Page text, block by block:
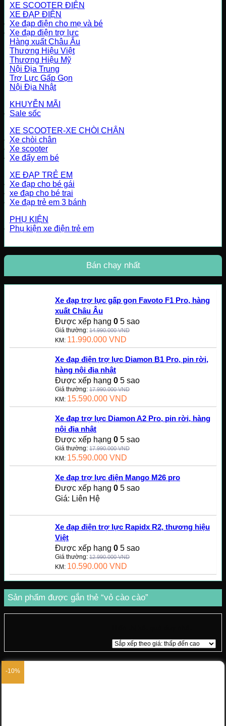
XE SCOOTER ĐIỆN
XE ĐẠP ĐIỆN
Xe đạp điện cho mẹ và bé
Xe đạp điện trợ lực
Hàng xuất Châu Âu
Thương Hiệu Việt
Thương Hiệu Mỹ
Nội Địa Trung
Trợ Lực Gấp Gọn
Nội Địa Nhật
KHUYỄN MÃI
Sale sốc
XE SCOOTER-XE CHÒI CHÂN
Xe chòi chân
Xe scooter
Xe đẩy em bé
XE ĐẠP TRẺ EM
Xe đạp cho bé gái
xe đạp cho bé trai
Xe đạp trẻ em 3 bánh
PHỤ KIỆN
Phụ kiện xe điện trẻ em
Bán chạy nhất
Xe đạp trợ lực gấp gọn Favoto F1 Pro, hàng
xuất Châu Âu
Được xếp hạng 0 5 sao
Giá thường: 14.990.000VND
KM: 11.990.000 VND
Xe đạp điện trợ lực Diamon B1 Pro, pin rời,
hàng nội địa nhật
Được xếp hạng 0 5 sao
Giá thường: 17.990.000VND
KM: 15.590.000 VND
Xe đạp trợ lực Diamon A2 Pro, pin rời, hàng
nội địa nhật
Được xếp hạng 0 5 sao
Giá thường: 17.990.000VND
KM: 15.590.000 VND
Xe đạp trợ lực điện Mango M26 pro
Được xếp hạng 0 5 sao
Giá: Liên Hệ
Xe đạp điện trợ lực Rapidx R2, thương hiệu
Việt
Được xếp hạng 0 5 sao
Giá thường: 12.990.000VND
KM: 10.590.000 VND
Sản phẩm được gắn thẻ “vỏ cào cào”
-10%